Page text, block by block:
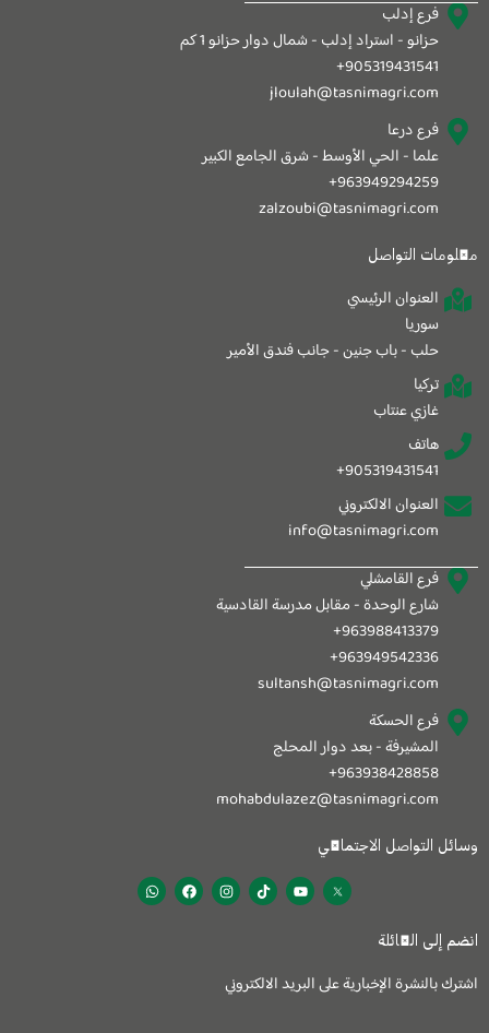
فرع إدلب
حزانو - استراد إدلب - شمال دوار حزانو 1 كم
905319431541+
jloulah@tasnimagri.com
فرع درعا
علما - الحي الأوسط - شرق الجامع الكبير
963949294259+
zalzoubi@tasnimagri.com
معلومات التواصل
العنوان الرئيسي
سوريا
حلب - باب جنين - جانب فندق الأمير
تركيا
غازي عنتاب
هاتف
905319431541+
العنوان الالكتروني
info@tasnimagri.com
فرع القامشلي
شارع الوحدة - مقابل مدرسة القادسية
963988413379+
963949542336+
sultansh@tasnimagri.com
فرع الحسكة
المشيرفة - بعد دوار المحلج
963938428858+
mohabdulazez@tasnimagri.com
وسائل التواصل الاجتماعي
Y
o
u
T
i
k
I
n
s
a
m
F
a
c
W
h
a
انضم إلى العائلة
اشترك بالنشرة الإخبارية على البريد الالكتروني